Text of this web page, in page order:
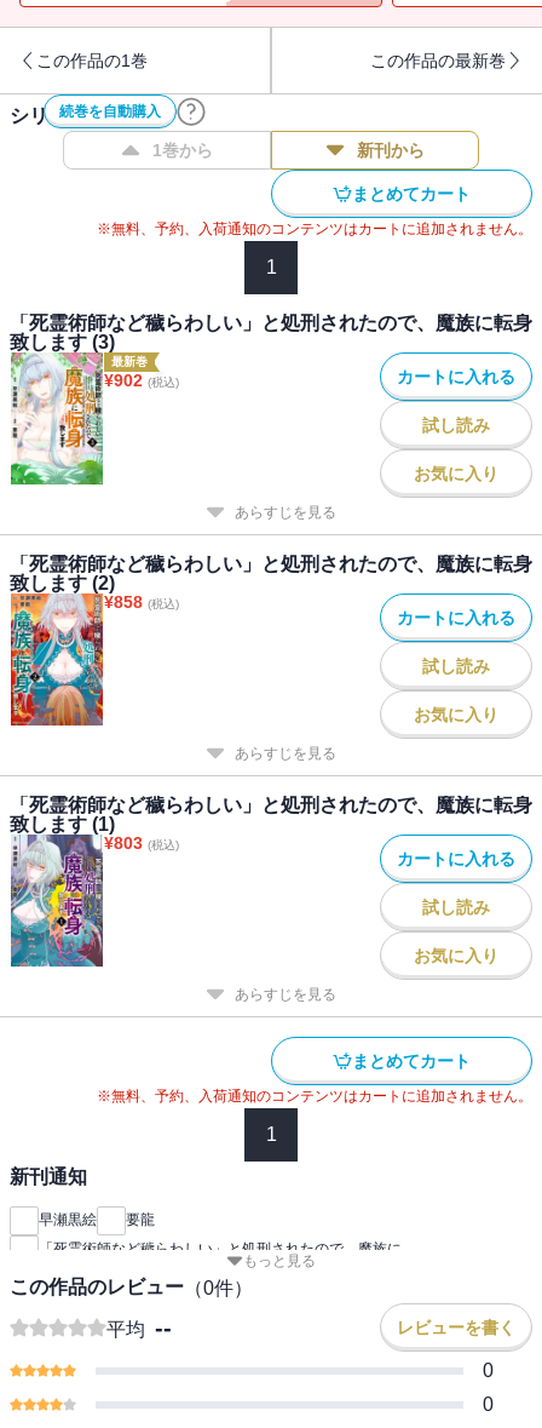
電子版は連載時のカラーを収録しております！
この作品の1巻 この作品の最新巻
続巻を自動購入
シリーズ作品(3件)
1巻から 新刊から
まとめてカート
※無料、予約、入荷通知のコンテンツはカートに追加されません。
1
「死霊術師など穢らわしい」と処刑されたので、魔族に転身
致します (3)
最新巻
¥902 (税込) カートに入れる
試し読み
お気に入り
あらすじを見る
「死霊術師など穢らわしい」と処刑されたので、魔族に転身
致します (2)
¥858 (税込)
カートに入れる
試し読み
お気に入り
あらすじを見る
「死霊術師など穢らわしい」と処刑されたので、魔族に転身
致します (1)
¥803 (税込)
カートに入れる
試し読み
お気に入り
あらすじを見る
まとめてカート
※無料、予約、入荷通知のコンテンツはカートに追加されません。
1
新刊通知
早瀬黒絵
要龍
「死霊術師など穢らわしい」と処刑されたので、魔族に
もっと見る
この作品のレビュー （0件）
平均 -- レビューを書く
0
0